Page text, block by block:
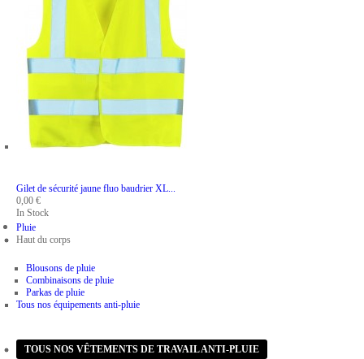
Gilet de sécurité jaune fluo baudrier XL...
0,00 €
In Stock
Pluie
Haut du corps
Blousons de pluie
Combinaisons de pluie
Parkas de pluie
Tous nos équipements anti-pluie
TOUS NOS VÊTEMENTS DE TRAVAIL ANTI-PLUIE
Bas du corps